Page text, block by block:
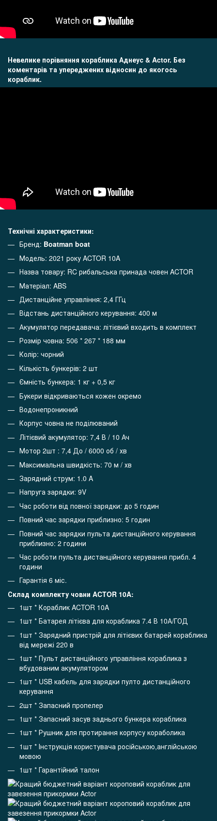
Невелике порівняння кораблика Аднеус & Actor. Без
коментарів та упереджених відносин до якогось
кораблик.
Технічні характеристики:
Бренд: Boatman boat
Модель: 2021 року ACTOR 10A
Назва товару: RC рибальська принада човен ACTOR
Матеріал: ABS
Дистанційне управління: 2,4 ГГц
Відстань дистанційного керування: 400 м
Акумулятор передавача: літієвий входить в комплект
Розмір човна: 506 * 267 * 188 мм
Колір: чорний
Кількість бункерів: 2 шт
Ємність бункера: 1 кг + 0,5 кг
Букери відкриваються кожен окремо
Водонепроникний
Корпус човна не поділюваний
Літієвий акумулятор: 7,4 В / 10 Ач
Мотор 2шт : 7,4 До / 6000 об / хв
Максимальна швидкість: 70 м / хв
Зарядний струм: 1.0 A
Напруга зарядки: 9V
Час роботи від повної зарядки: до 5 годин
Повний час зарядки приблизно: 5 годин
Повний час зарядки пульта дистанційного керування
приблизно: 2 години
Час роботи пульта дистанційного керування прибл. 4
години
Гарантія 6 міс.
Склад комплекту човни ACTOR 10A:
1шт * Кораблик ACTOR 10A
1шт * Батарея літієва для кораблика 7.4 В 10А/ГОД
1шт * Зарядний пристрій для літієвих батарей кораблика
від мережі 220 в
1шт * Пульт дистанційного управління кораблика з
вбудованим акумулятором
1шт * USB кабель для зарядки пулто дистанційного
керування
2шт * Запасний пропелер
1шт * Запасний засув заднього бункера кораблика
1шт * Рушник для протирання корпусу кораболика
1шт * Інструкція користувача російською,англійською
мовою
1шт * Гарантійний талон